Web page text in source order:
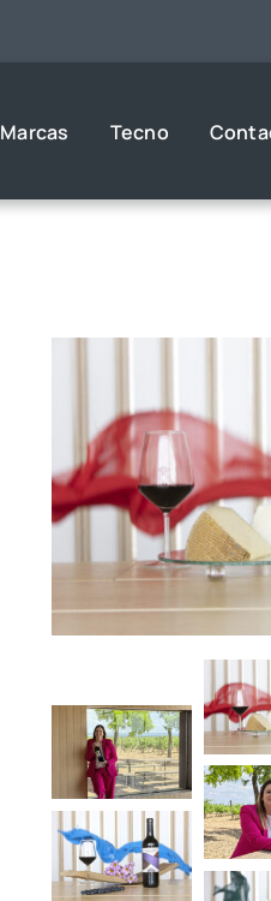
Marcas Tecno